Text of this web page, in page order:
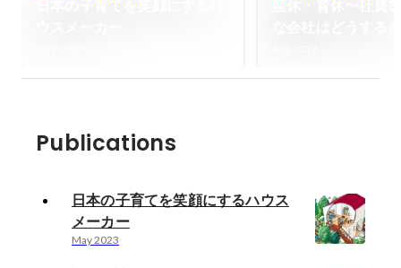
Publications
日本の子育てを笑顔にするハウス
メーカー
May 2023